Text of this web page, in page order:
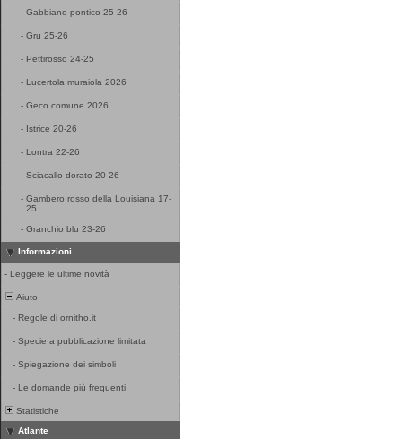
- Gabbiano pontico 25-26
- Gru 25-26
- Pettirosso 24-25
- Lucertola muraiola 2026
- Geco comune 2026
- Istrice 20-26
- Lontra 22-26
- Sciacallo dorato 20-26
- Gambero rosso della Louisiana 17-
25
- Granchio blu 23-26
Informazioni
- Leggere le ultime novità
Aiuto
- Regole di ornitho.it
- Specie a pubblicazione limitata
- Spiegazione dei simboli
- Le domande più frequenti
Statistiche
Atlante